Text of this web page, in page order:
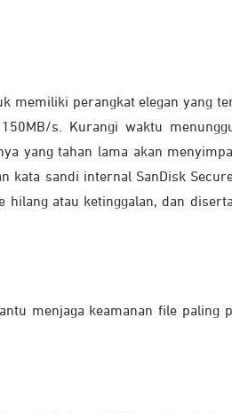
memiliki perangkat elegan yang
s. Kurangi waktu
yang tahan lama akan
sandi internal SanDisk
atau ketinggalan, dan
menjaga keamanan file paling